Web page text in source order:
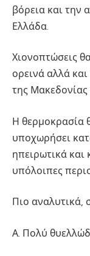
βόρεια και την
Ελλάδα.
Χιονοπτώσεις
ορεινά αλλά
της
Η θερμοκρασία
υποχωρήσει
ηπειρωτικά και
υπόλοιπες
Πιο αναλυτικά,
Α. Πολύ